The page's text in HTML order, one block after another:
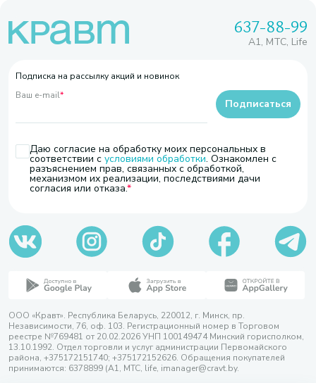
637-88-99
A1, МТС, Life
Подписка на рассылку акций и новинок
Ваш e-mail*
Даю согласие на обработку моих персональных в
соответствии с условиями обработки. Ознакомлен с
разъяснением прав, связанных с обработкой,
механизмом их реализации, последствиями дачи
согласия или отказа.
Подписаться
ООО «Кравт». Республика Беларусь, 220012, г. Минск, пр.
Независимости, 76, оф. 103. Регистрационный номер в Торговом
реестре №769481 от 20.02.2026 УНП 100149474 Минский горисполком,
13.10.1992. Отдел торговли и услуг администрации Первомайского
района, +375172151740; +375172152626. Обращения покупателей
принимаются: 6378899 (А1, МТС, life, imanager@cravt.by.